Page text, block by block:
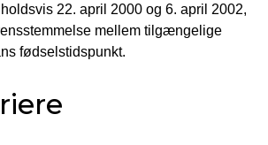
22. april 2000 og 6. april 2002,
mellem tilgængelige
fødselstidspunkt.